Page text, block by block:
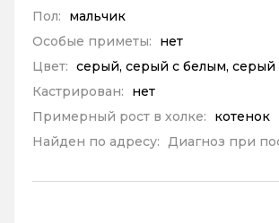
Пол:
мальчик
Особые приметы:
нет
Цвет: серый, серый с белым, серый
Кастрирован:
нет
Примерный рост в холке:
котенок
Найден по адресу: Диагноз при